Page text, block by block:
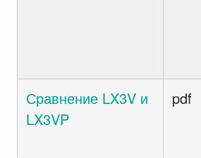
Сравнение LX3V и
LX3VP
pdf